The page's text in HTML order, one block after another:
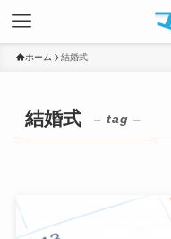
ホーム 結婚式
結婚式 – tag –